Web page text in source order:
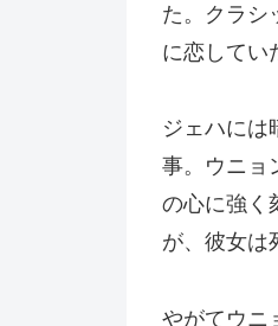
た。クラシ
に恋してい
ジェハには
事。ウニョ
の心に強く
が、彼女は
やがてウニ